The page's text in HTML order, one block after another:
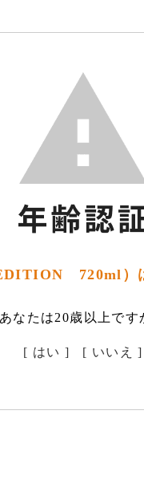
720ml）
あなたは20歳以上です
[ はい ] [ いいえ ]